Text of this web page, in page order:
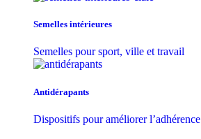
Semelles intérieures
Semelles pour sport, ville et travail
Antidérapants
Dispositifs pour améliorer l’adhérence